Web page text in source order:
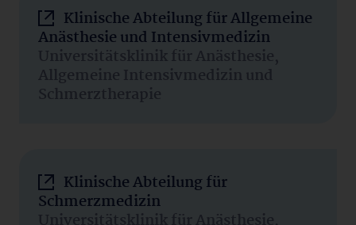
Klinische Abteilung für Allgemeine
Anästhesie und Intensivmedizin
Universitätsklinik für Anästhesie,
Allgemeine Intensivmedizin und
Schmerztherapie
Klinische Abteilung für
Schmerzmedizin